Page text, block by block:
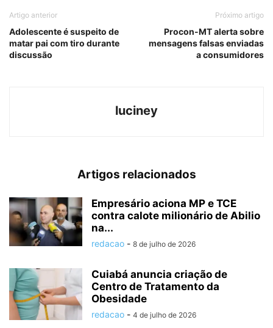
Artigo anterior
Adolescente é suspeito de
matar pai com tiro durante
discussão
Próximo artigo
Procon-MT alerta sobre
mensagens falsas enviadas
a consumidores
luciney
Artigos relacionados
Empresário aciona MP e TCE
contra calote milionário de Abilio
na...
redacao - 8 de julho de 2026
Cuiabá anuncia criação de
Centro de Tratamento da
Obesidade
redacao - 4 de julho de 2026